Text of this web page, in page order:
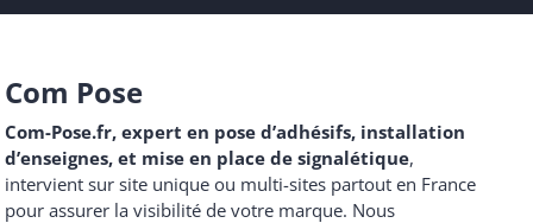
Com Pose
Com-Pose.fr, expert en pose d’adhésifs, installation
d’enseignes, et mise en place de signalétique,
intervient sur site unique ou multi-sites partout en France
pour assurer la visibilité de votre marque. Nous